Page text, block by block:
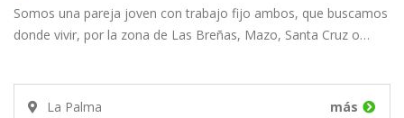
Somos una pareja joven con trabajo fijo ambos, que buscamos
donde vivir, por la zona de Las Breñas, Mazo, Santa Cruz o…
La Palma más